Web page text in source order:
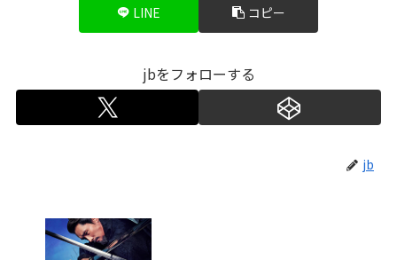
LINE コピー
jbをフォローする
jb